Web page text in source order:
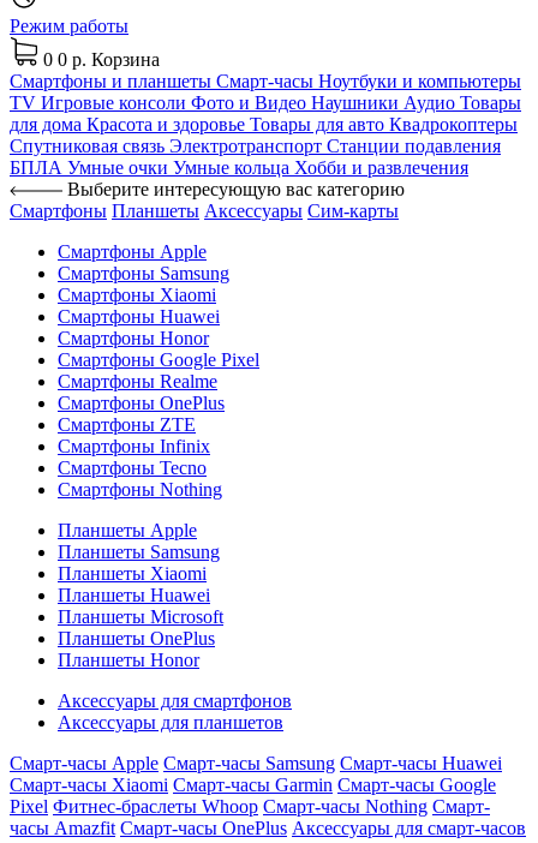
Режим работы
0 0 р. Корзина
Смартфоны и планшеты Смарт-часы Ноутбуки и компьютеры
TV Игровые консоли Фото и Видео Наушники Аудио Товары
для дома Красота и здоровье Товары для авто Квадрокоптеры
Спутниковая связь Электротранспорт Станции подавления
БПЛА Умные очки Умные кольца Хобби и развлечения
Выберите интересующую вас категорию
Смартфоны Планшеты Аксессуары Сим-карты
Смартфоны Apple
Смартфоны Samsung
Смартфоны Xiaomi
Смартфоны Huawei
Смартфоны Honor
Смартфоны Google Pixel
Смартфоны Realme
Смартфоны OnePlus
Смартфоны ZTE
Смартфоны Infinix
Смартфоны Tecno
Смартфоны Nothing
Планшеты Apple
Планшеты Samsung
Планшеты Xiaomi
Планшеты Huawei
Планшеты Microsoft
Планшеты OnePlus
Планшеты Honor
Аксессуары для смартфонов
Аксессуары для планшетов
Смарт-часы Apple Смарт-часы Samsung Смарт-часы Huawei
Смарт-часы Xiaomi Смарт-часы Garmin Смарт-часы Google
Pixel Фитнес-браслеты Whoop Смарт-часы Nothing Смарт-
часы Amazfit Смарт-часы OnePlus Аксессуары для смарт-часов